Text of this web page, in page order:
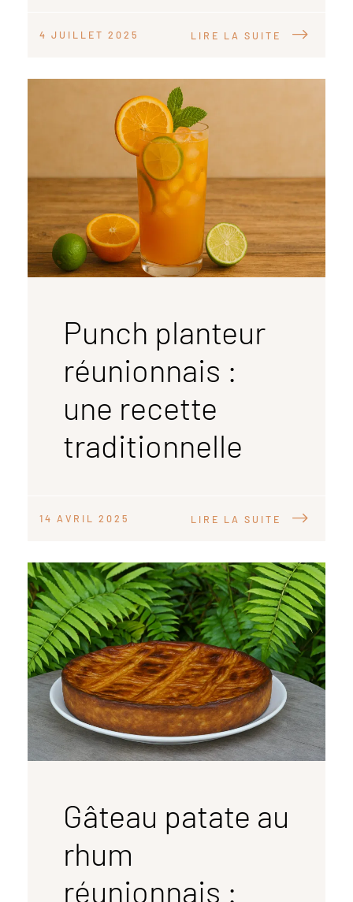
4 JUILLET 2025 LIRE LA SUITE
Punch planteur
réunionnais :
une recette
traditionnelle
14 AVRIL 2025 LIRE LA SUITE
Gâteau patate au
rhum
réunionnais :